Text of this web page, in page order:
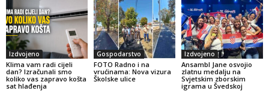
Izdvojeno
Klima vam radi cijeli
dan? Izračunali smo
koliko vas zapravo košta
sat hlađenja
Gospodarstvo
FOTO Radno i na
vrućinama: Nova vizura
Školske ulice
Izdvojeno
Ansambl Jane osvojio
zlatnu medalju na
Svjetskim zborskim
igrama u Švedskoj